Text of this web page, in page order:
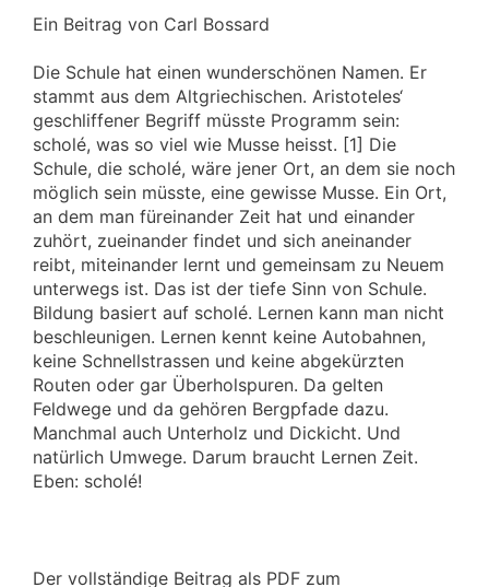
Ein Beitrag von Carl Bossard
Die Schule hat einen wunderschönen Namen. Er
stammt aus dem Altgriechischen. Aristoteles‘
geschliffener Begriff müsste Programm sein:
scholé, was so viel wie Musse heisst. [1] Die
Schule, die scholé, wäre jener Ort, an dem sie noch
möglich sein müsste, eine gewisse Musse. Ein Ort,
an dem man füreinander Zeit hat und einander
zuhört, zueinander findet und sich aneinander
reibt, miteinander lernt und gemeinsam zu Neuem
unterwegs ist. Das ist der tiefe Sinn von Schule.
Bildung basiert auf scholé. Lernen kann man nicht
beschleunigen. Lernen kennt keine Autobahnen,
keine Schnellstrassen und keine abgekürzten
Routen oder gar Überholspuren. Da gelten
Feldwege und da gehören Bergpfade dazu.
Manchmal auch Unterholz und Dickicht. Und
natürlich Umwege. Darum braucht Lernen Zeit.
Eben: scholé!
Der vollständige Beitrag als PDF zum